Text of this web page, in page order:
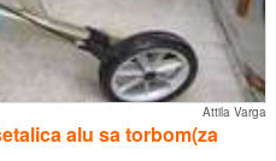
Attila Varga
alu sa torbom(za